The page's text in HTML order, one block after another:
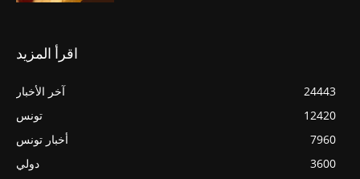
اقرأ المزيد
آخر الأخبار
24443
تونس
12420
أخبار تونس
7960
دولي
3600